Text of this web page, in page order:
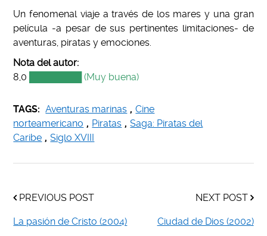
Un fenomenal viaje a través de los mares y una gran
película -a pesar de sus pertinentes limitaciones- de
aventuras, piratas y emociones.
Nota del autor:
8,0
████████ (Muy buena)
TAGS: Aventuras marinas , Cine
norteamericano , Piratas , Saga: Piratas del
Caribe , Siglo XVIII
PREVIOUS POST
La pasión de Cristo (2004)
NEXT POST
Ciudad de Dios (2002)